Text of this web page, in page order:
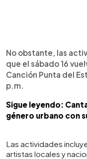
No obstante, las
que el sábado 16
Canción Punta del
p.m.
Sigue leyendo:
género urbano con
Las actividades
artistas locales y